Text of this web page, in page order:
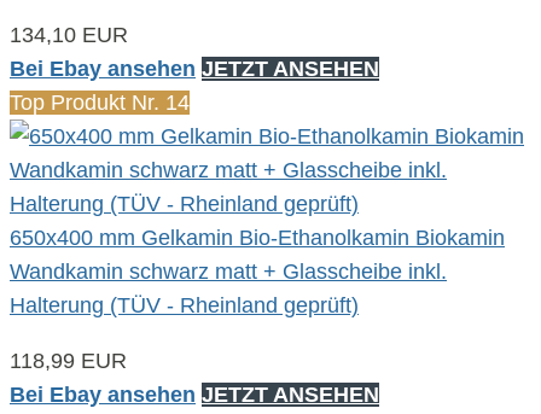
134,10 EUR
Bei Ebay ansehen JETZT ANSEHEN
Top Produkt Nr. 14
650x400 mm Gelkamin Bio-Ethanolkamin Biokamin
Wandkamin schwarz matt + Glasscheibe inkl.
Halterung (TÜV - Rheinland geprüft)
118,99 EUR
Bei Ebay ansehen JETZT ANSEHEN